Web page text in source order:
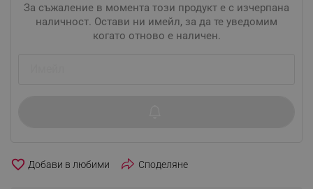
За съжаление в момента този продукт е с изчерпана
наличност. Остави ни имейл, за да те уведомим
когато отново е наличен.
favorite_border Споделяне